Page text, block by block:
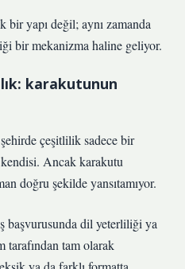
bir yapı değil; aynı zamanda
bir mekanizma haline geliyor.
karakutunun
çeşitlilik sadece bir
Ancak karakutu
doğru şekilde yansıtamıyor.
başvurusunda dil yeterliliği ya
tarafından tam olarak